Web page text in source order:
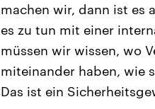
machen wir, dann ist es
es zu tun mit einer
müssen wir wissen, wo
miteinander haben, wie
Das ist ein